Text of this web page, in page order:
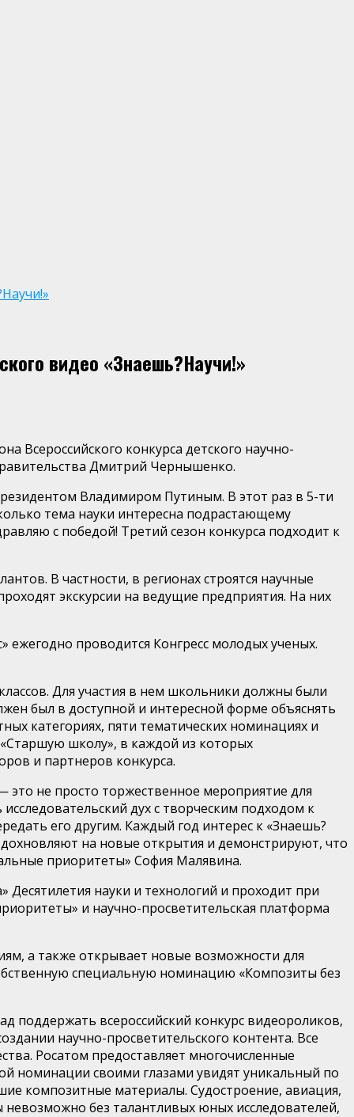
видео «Знаешь?Научи!»
Всероссийского конкурса детского научно-
Дмитрий Чернышенко.
Владимиром Путиным. В этот раз в 5-ти
тема науки интересна подрастающему
с победой! Третий сезон конкурса подходит к
В частности, в регионах строятся научные
экскурсии на ведущие предприятия. На них
проводится Конгресс молодых ученых.
Для участия в нем школьники должны были
был в доступной и интересной форме объяснять
категориях, пяти тематических номинациях и
школу», в каждой из которых
и партнеров конкурса.
это не просто торжественное мероприятие для
дух с творческим подходом к
его другим. Каждый год интерес к «Знаешь?
на новые открытия и демонстрируют, что
приоритеты» София Малявина.
Десятилетия науки и технологий и проходит при
и научно-просветительская платформа
а также открывает новые возможности для
специальную номинацию «Композиты без
поддержать всероссийский конкурс видеороликов,
научно-просветительского контента. Все
Росатом предоставляет многочисленные
номинации своими глазами увидят уникальный по
композитные материалы. Судостроение, авиация,
без талантливых юных исследователей,